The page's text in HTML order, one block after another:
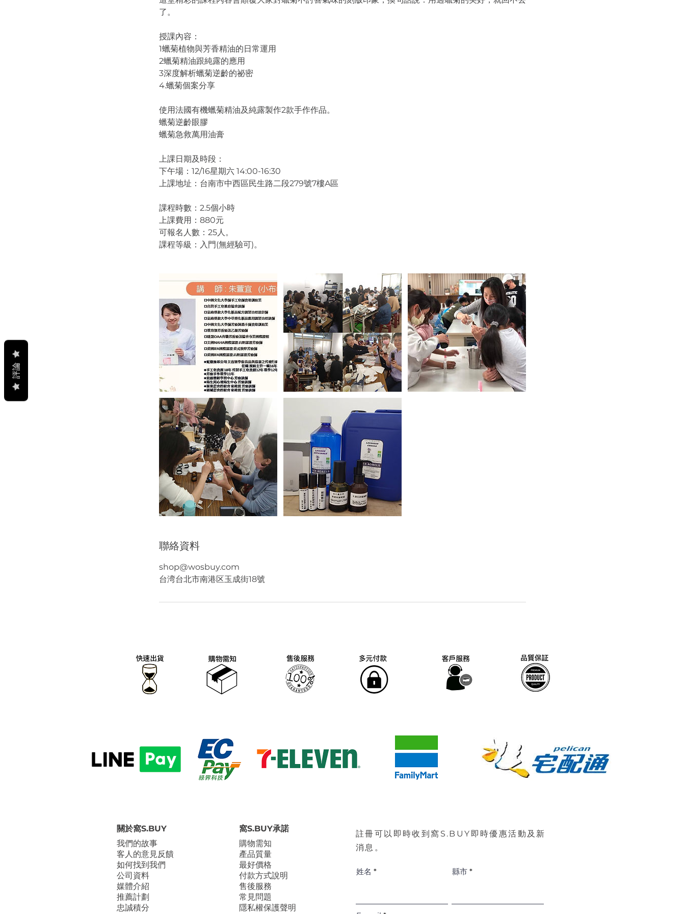
了。
授課內容：
1蠟菊植物與芳香精油的日常運用
2蠟菊精油跟純露的應用
3深度解析蠟菊逆齡的祕密
4.蠟菊個案分享
使用法國有機蠟菊精油及純露製作2款手作作品。
蠟菊逆齡眼膠
蠟菊急救萬用油膏
上課日期及時段：
下午場：12/16星期六 14:00-16:30
上課地址：台南市中西區民生路二段279號7樓A區
課程時數：2.5個小時
上課費用：880元
可報名人數：25人。
課程等級：入門(無經驗可)。
聯絡資料
shop@wosbuy.com
台湾台北市南港区玉成街18號
關於窩S.BUY
我們的故事
客人的意見反饋
如何找到我們
公司資料
媒體介紹
推薦計劃
忠誠積分
窩S.BUY承諾
​購物需知
產品質量
最好價格
付款方式說明
售後服務
常見問題
隱私權保護聲明
註冊可以即時收到窩S.BUY即時優惠活動及新
消息。
姓名 縣市
評論